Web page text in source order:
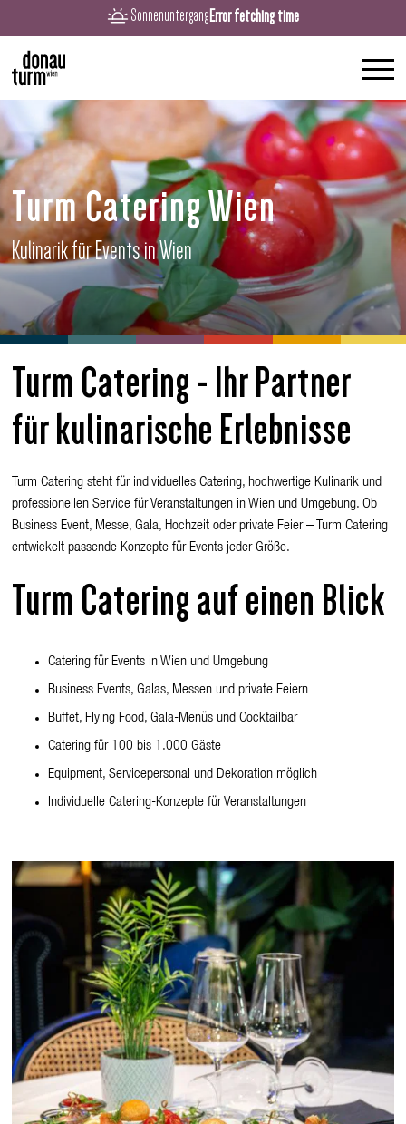
SonnenuntergangError fetching time
Turm Catering Wien
Kulinarik für Events in Wien
Turm Catering - Ihr Partner
für kulinarische Erlebnisse
Turm Catering steht für individuelles Catering, hochwertige Kulinarik und
professionellen Service für Veranstaltungen in Wien und Umgebung. Ob
Business Event, Messe, Gala, Hochzeit oder private Feier – Turm Catering
entwickelt passende Konzepte für Events jeder Größe.
Turm Catering auf einen Blick
Catering für Events in Wien und Umgebung
Business Events, Galas, Messen und private Feiern
Buffet, Flying Food, Gala-Menüs und Cocktailbar
Catering für 100 bis 1.000 Gäste
Equipment, Servicepersonal und Dekoration möglich
Individuelle Catering-Konzepte für Veranstaltungen